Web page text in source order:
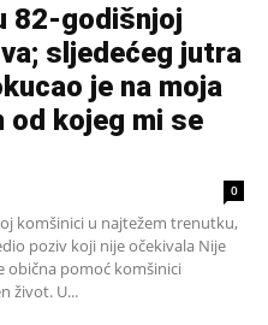
82-godišnjoj
sljedećeg jutra
je na moja
od kojeg mi se
0
komšinici u najtežem trenutku,
poziv koji nije očekivala Nije
obična pomoć komšinici
život. U...